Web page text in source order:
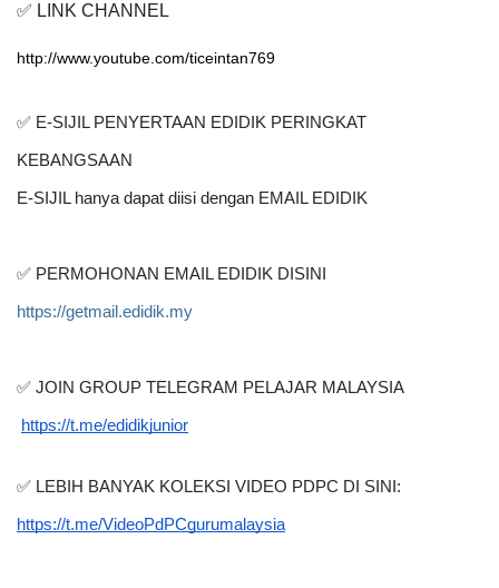
✅ LINK CHANNEL
http://www.youtube.com/ticeintan769
✅ E-SIJIL PENYERTAAN EDIDIK PERINGKAT
KEBANGSAAN
E-SIJIL hanya dapat diisi dengan EMAIL EDIDIK
✅ PERMOHONAN EMAIL EDIDIK DISINI
https://getmail.edidik.my
✅ JOIN GROUP TELEGRAM PELAJAR MALAYSIA
https://t.me/edidikjunior
✅ LEBIH BANYAK KOLEKSI VIDEO PDPC DI SINI:
https://t.me/VideoPdPCgurumalaysia